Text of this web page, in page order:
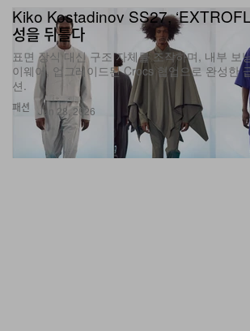
패션
Kiko Kostadinov SS27,
성을 뒤틀다
표면 장식 대신 구조 자체를 조작하며, 내부 보
이웨어, 업그레이드된 Crocs 협업으로 완성한
션.
Jun 28, 2026